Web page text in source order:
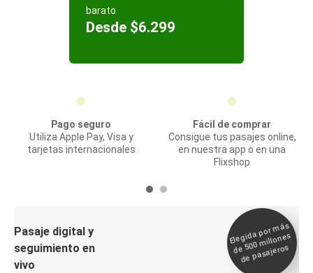
barato
Desde $6.299
Pago seguro
Utiliza Apple Pay, Visa y
tarjetas internacionales
Fácil de comprar
Consigue tus pasajes online,
en nuestra app o en una
Flixshop
Pasaje digital y
seguimiento en
vivo
Elegida por
más
de 500
millones
de pasajeros